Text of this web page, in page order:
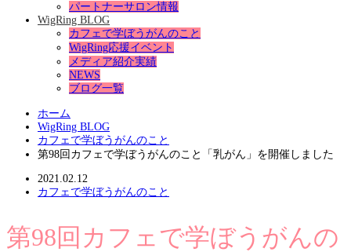
パートナーサロン情報
WigRing BLOG
カフェで学ぼうがんのこと
WigRing応援イベント
メディア紹介実績
NEWS
ブログ一覧
ホーム
WigRing BLOG
カフェで学ぼうがんのこと
第98回カフェで学ぼうがんのこと「乳がん」を開催しました
2021.02.12
カフェで学ぼうがんのこと
第98回カフェで学ぼうがんの